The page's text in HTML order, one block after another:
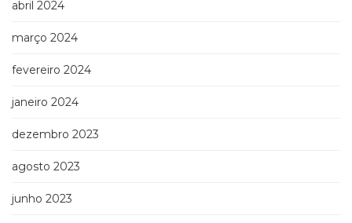
e
(65)
(1)
Prática
abril 2024
março 2024
fevereiro 2024
janeiro 2024
dezembro 2023
agosto 2023
junho 2023